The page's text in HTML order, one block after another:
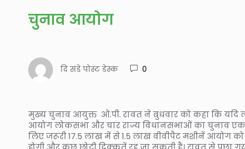
चुनाव आयोग
दि संडे पोस्ट डेस्क 0
मुख्य चुनाव आयुक्त ओ.पी. रावत ने बुधवार को कहा कि
आयोग लोकसभा और चार राज्य विधानसभाओं का चुनाव
लिए जरूरी 17.5 लाख में से 1.5 लाख वीवीपैट मशीनें आयोग